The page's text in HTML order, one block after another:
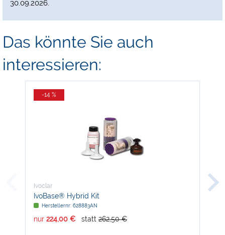
30.09.2026.
Das könnte Sie auch
interessieren:
-14 %
Ivoclar
IvoBase® Hybrid Kit
Herstellernr: 628883AN
nur 224,00 € statt 262,50 €